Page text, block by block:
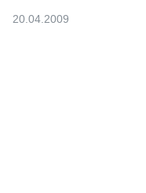
20.04.2009